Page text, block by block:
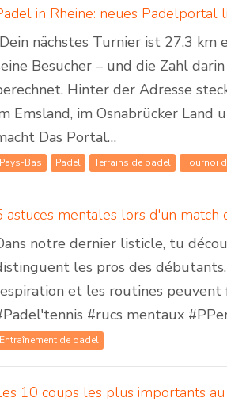
nächstes Turnier ist 27,3
Besucher – und die Zahl
Hinter der Adresse
Emsland, im Osnabrücker Land
Das Portal…
Pays-Bas Padel Terrains de padel Tournoi
notre dernier listicle, tu
les pros des
et les routines peuvent
#rucs mentaux
Entraînement de padel
10 coups les plus importants